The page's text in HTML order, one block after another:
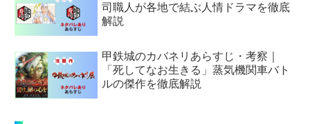
司職人が各地で結ぶ人情ドラマを徹底
解説
甲鉄城のカバネリあらすじ・考察｜
「死してなお生きる」蒸気機関車バト
ルの傑作を徹底解説